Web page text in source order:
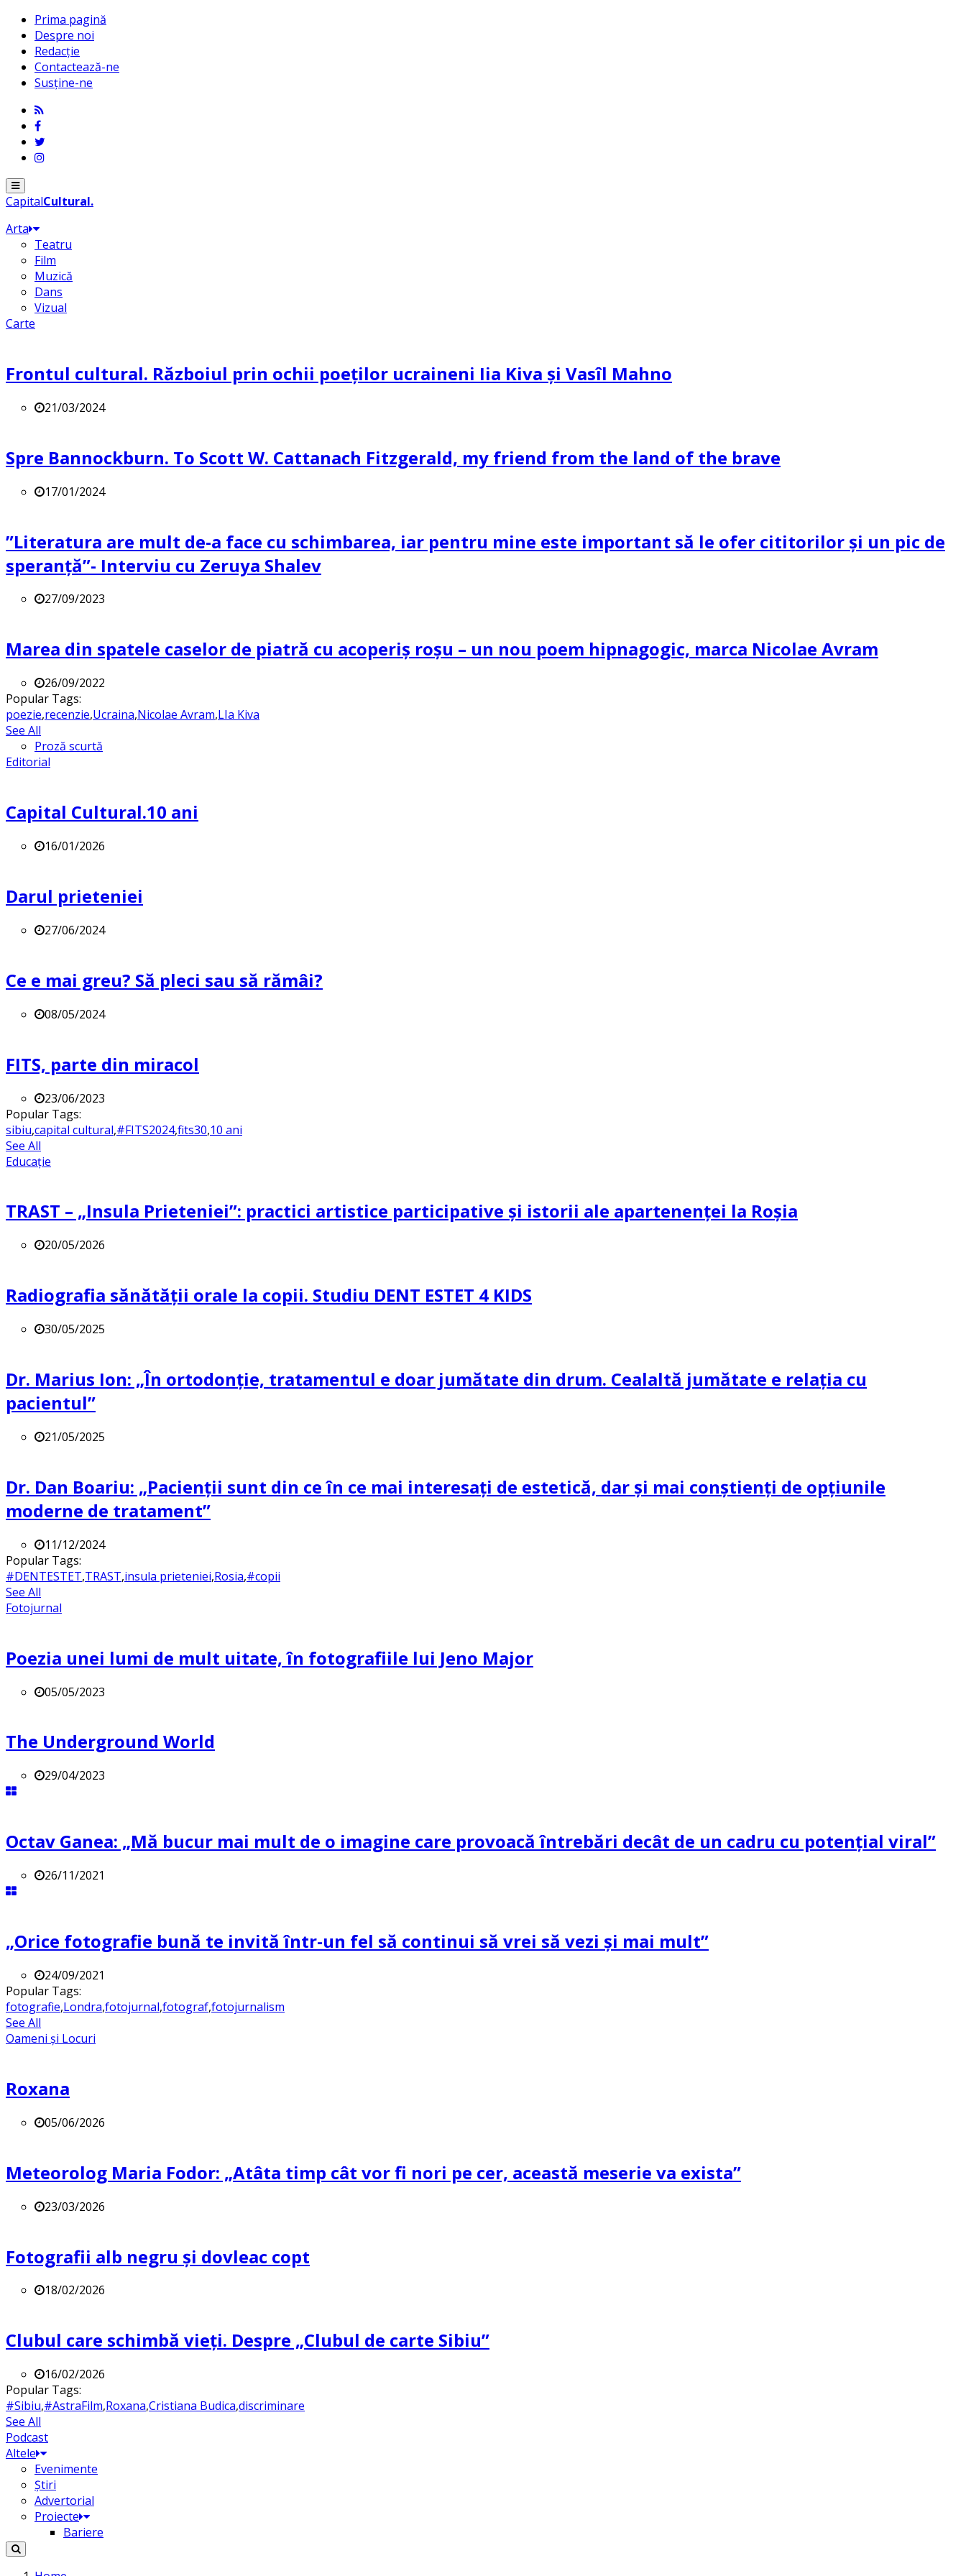
Prima pagină
Despre noi
Redacție
Contactează-ne
Susține-ne
Menu
CapitalCultural.
Arta
Teatru
Film
Muzică
Dans
Vizual
Carte
Frontul cultural. Războiul prin ochii poeților ucraineni Iia Kiva și Vasîl Mahno
21/03/2024
Spre Bannockburn. To Scott W. Cattanach Fitzgerald, my friend from the land of the brave
17/01/2024
”Literatura are mult de-a face cu schimbarea, iar pentru mine este important să le ofer cititorilor și un pic de
speranță”- Interviu cu Zeruya Shalev
27/09/2023
Marea din spatele caselor de piatră cu acoperiș roșu – un nou poem hipnagogic, marca Nicolae Avram
26/09/2022
Popular Tags:
poezie,recenzie,Ucraina,Nicolae Avram,LIa Kiva
See All
Proză scurtă
Editorial
Capital Cultural.10 ani
16/01/2026
Darul prieteniei
27/06/2024
Ce e mai greu? Să pleci sau să rămâi?
08/05/2024
FITS, parte din miracol
23/06/2023
Popular Tags:
sibiu,capital cultural,#FITS2024,fits30,10 ani
See All
Educație
TRAST – „Insula Prieteniei”: practici artistice participative și istorii ale apartenenței la Roșia
20/05/2026
Radiografia sănătății orale la copii. Studiu DENT ESTET 4 KIDS
30/05/2025
Dr. Marius Ion: „În ortodonție, tratamentul e doar jumătate din drum. Cealaltă jumătate e relația cu
pacientul”
21/05/2025
Dr. Dan Boariu: „Pacienții sunt din ce în ce mai interesați de estetică, dar și mai conștienți de opțiunile
moderne de tratament”
11/12/2024
Popular Tags:
#DENTESTET,TRAST,insula prieteniei,Rosia,#copii
See All
Fotojurnal
Poezia unei lumi de mult uitate, în fotografiile lui Jeno Major
05/05/2023
The Underground World
29/04/2023
Octav Ganea: „Mă bucur mai mult de o imagine care provoacă întrebări decât de un cadru cu potenţial viral”
26/11/2021
„Orice fotografie bună te invită într-un fel să continui să vrei să vezi și mai mult”
24/09/2021
Popular Tags:
fotografie,Londra,fotojurnal,fotograf,fotojurnalism
See All
Oameni și Locuri
Roxana
05/06/2026
Meteorolog Maria Fodor: „Atâta timp cât vor fi nori pe cer, această meserie va exista”
23/03/2026
Fotografii alb negru și dovleac copt
18/02/2026
Clubul care schimbă vieți. Despre „Clubul de carte Sibiu”
16/02/2026
Popular Tags:
#Sibiu,#AstraFilm,Roxana,Cristiana Budica,discriminare
See All
Podcast
Altele
Evenimente
Știri
Advertorial
Proiecte
Bariere